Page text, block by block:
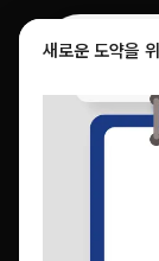
본 웹 사이트에
밖의 기술적 장치
위반 시 정보통신
새로운 도약을